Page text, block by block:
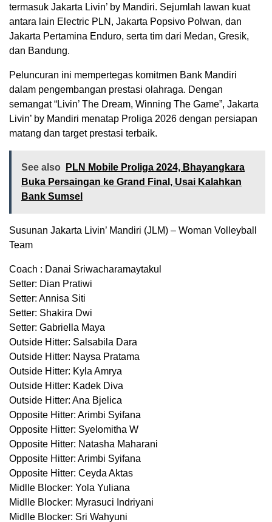
termasuk Jakarta Livin’ by Mandiri. Sejumlah lawan kuat
antara lain Electric PLN, Jakarta Popsivo Polwan, dan
Jakarta Pertamina Enduro, serta tim dari Medan, Gresik,
dan Bandung.
Peluncuran ini mempertegas komitmen Bank Mandiri
dalam pengembangan prestasi olahraga. Dengan
semangat “Livin’ The Dream, Winning The Game”, Jakarta
Livin’ by Mandiri menatap Proliga 2026 dengan persiapan
matang dan target prestasi terbaik.
See also
PLN Mobile Proliga 2024, Bhayangkara
Buka Persaingan ke Grand Final, Usai Kalahkan
Bank Sumsel
Susunan Jakarta Livin’ Mandiri (JLM) – Woman Volleyball
Team
Coach : Danai Sriwacharamaytakul
Setter: Dian Pratiwi
Setter: Annisa Siti
Setter: Shakira Dwi
Setter: Gabriella Maya
Outside Hitter: Salsabila Dara
Outside Hitter: Naysa Pratama
Outside Hitter: Kyla Amrya
Outside Hitter: Kadek Diva
Outside Hitter: Ana Bjelica
Opposite Hitter: Arimbi Syifana
Opposite Hitter: Syelomitha W
Opposite Hitter: Natasha Maharani
Opposite Hitter: Arimbi Syifana
Opposite Hitter: Ceyda Aktas
Midlle Blocker: Yola Yuliana
Midlle Blocker: Myrasuci Indriyani
Midlle Blocker: Sri Wahyuni